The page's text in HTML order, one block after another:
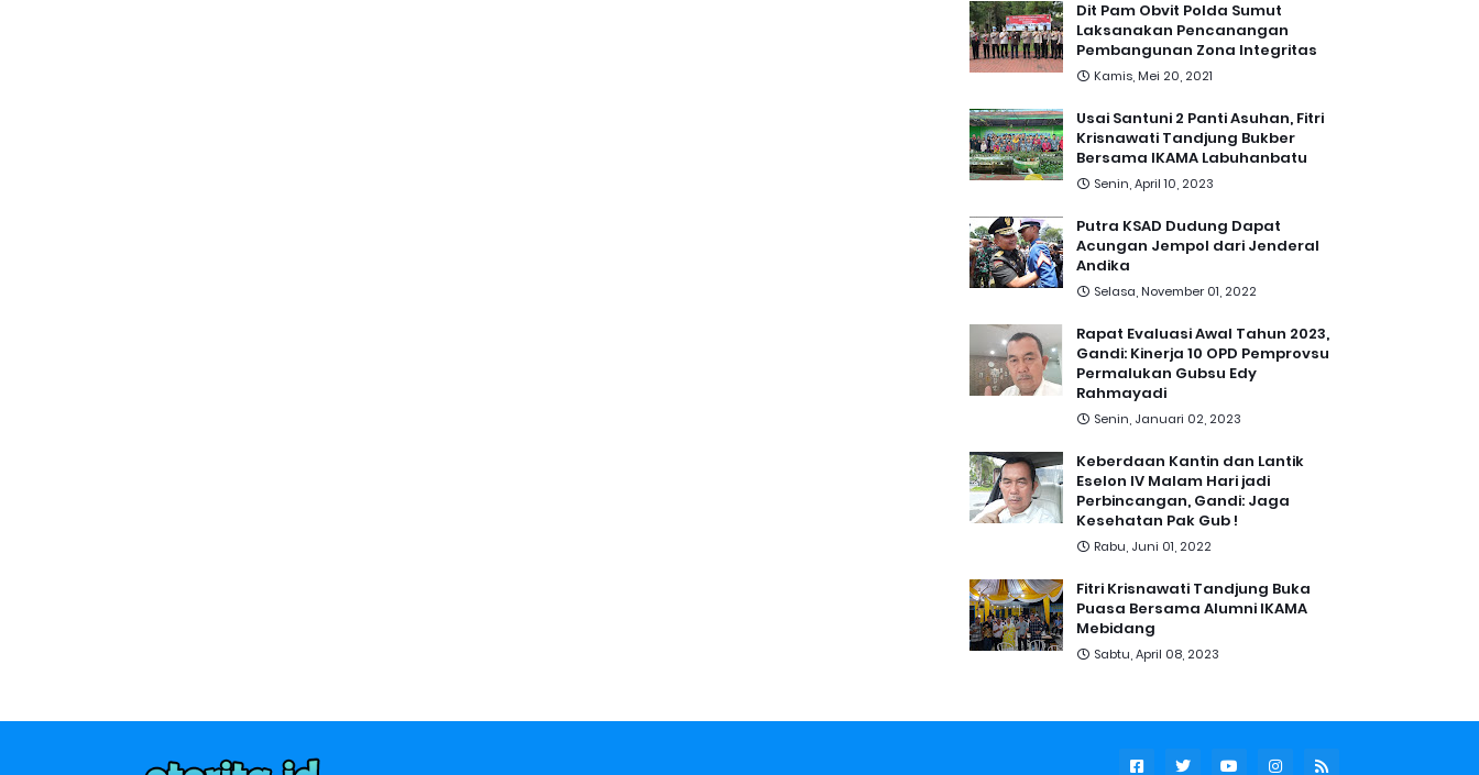
Dit Pam Obvit Polda Sumut
Laksanakan Pencanangan
Pembangunan Zona Integritas
Kamis, Mei 20, 2021
Usai Santuni 2 Panti Asuhan, Fitri
Krisnawati Tandjung Bukber
Bersama IKAMA Labuhanbatu
Senin, April 10, 2023
Putra KSAD Dudung Dapat
Acungan Jempol dari Jenderal
Andika
Selasa, November 01, 2022
Rapat Evaluasi Awal Tahun 2023,
Gandi: Kinerja 10 OPD Pemprovsu
Permalukan Gubsu Edy
Rahmayadi
Senin, Januari 02, 2023
Keberdaan Kantin dan Lantik
Eselon IV Malam Hari jadi
Perbincangan, Gandi: Jaga
Kesehatan Pak Gub !
Rabu, Juni 01, 2022
Fitri Krisnawati Tandjung Buka
Puasa Bersama Alumni IKAMA
Mebidang
Sabtu, April 08, 2023